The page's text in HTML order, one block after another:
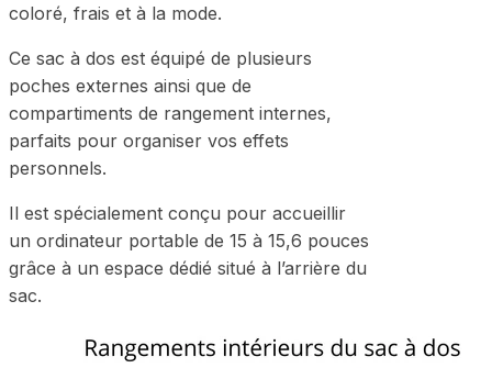
coloré, frais et à la mode.
Ce sac à dos est équipé de plusieurs
poches externes ainsi que de
compartiments de rangement internes,
parfaits pour organiser vos effets
personnels.
Il est spécialement conçu pour accueillir
un ordinateur portable de 15 à 15,6 pouces
grâce à un espace dédié situé à l’arrière du
sac.